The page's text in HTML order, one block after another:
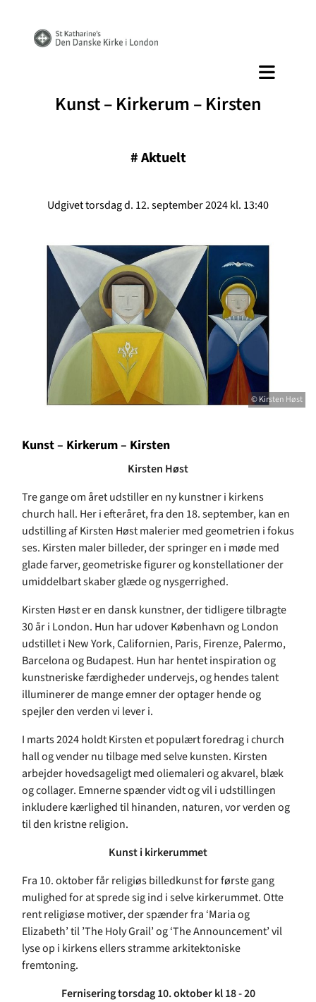
Kunst – Kirkerum – Kirsten
#Aktuelt
Udgivet torsdag d. 12. september 2024 kl. 13:40
© Kirsten Høst
Kunst – Kirkerum – Kirsten
Kirsten Høst
Tre gange om året udstiller en ny kunstner i kirkens
church hall. Her i efteråret, fra den 18. september, kan en
udstilling af Kirsten Høst malerier med geometrien i fokus
ses. Kirsten maler billeder, der springer en i møde med
glade farver, geometriske figurer og konstellationer der
umiddelbart skaber glæde og nysgerrighed.
Kirsten Høst er en dansk kunstner, der tidligere tilbragte
30 år i London. Hun har udover København og London
udstillet i New York, Californien, Paris, Firenze, Palermo,
Barcelona og Budapest. Hun har hentet inspiration og
kunstneriske færdigheder undervejs, og hendes talent
illuminerer de mange emner der optager hende og
spejler den verden vi lever i.
I marts 2024 holdt Kirsten et populært foredrag i church
hall og vender nu tilbage med selve kunsten. Kirsten
arbejder hovedsageligt med oliemaleri og akvarel, blæk
og collager. Emnerne spænder vidt og vil i udstillingen
inkludere kærlighed til hinanden, naturen, vor verden og
til den kristne religion.
Kunst i kirkerummet
Fra 10. oktober får religiøs billedkunst for første gang
mulighed for at sprede sig ind i selve kirkerummet. Otte
rent religiøse motiver, der spænder fra ‘Maria og
Elizabeth’ til ’The Holy Grail’ og ‘The Announcement’ vil
lyse op i kirkens ellers stramme arkitektoniske
fremtoning.
Fernisering torsdag 10. oktober kl 18 - 20